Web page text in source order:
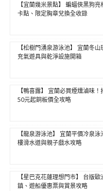
【宜蘭幾米景點】 蝙蝠俠黑狗
卡點、限定胸章兌換全收錄
【松樹門湧泉游泳池】 宜蘭冬
充氣遊具與乾淨設施開箱
【鴨喜露】 宜蘭必買煙燻滷味
50元起銅板價全攻略
【龍泉游泳池】 宜蘭平價冷泉
樓滑水道與親子戲水攻略
【星巴克花蓮理想門市】 台版
鎮、遊船優惠票與賞景攻略